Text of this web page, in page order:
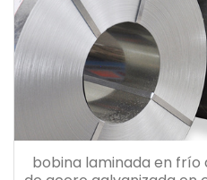
bobina laminada en frío